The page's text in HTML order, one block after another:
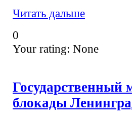
Читать дальше
0
Your rating: None
Государственный
блокады